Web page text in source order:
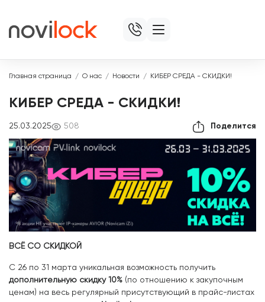
Главная страница О нас Новости КИБЕР СРЕДА - СКИДКИ!
КИБЕР СРЕДА - СКИДКИ!
25.03.2025 508 Поделится
ВСЁ СО СКИДКОЙ
С 26 по 31 марта уникальная возможность получить
дополнительную скидку 10% (по отношению к закупочным
ценам) на весь регулярный присутствующий в прайс-листах